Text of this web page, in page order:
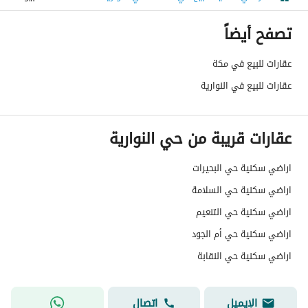
رقم المخطط
رقم صك الملكية
واجهة العقار
حدود واطوال العقار
-
الضمانات والمدة
-
قنوات الاعلان
هل يوجد اي التزام على
العقار ؟
مطابقة لكود البناء
السعودي
تصفح أيضاً
عقارات للبيع في مكة
عقارات للبيع في النوارية
عقارات قريبة من حي النوارية
اراضي سكنية حي البحيرات
اراضي سكنية حي السلامة
اراضي سكنية حي التنعيم
اراضي سكنية حي أم الجود
اراضي سكنية حي النقابة
الإيميل اتصال